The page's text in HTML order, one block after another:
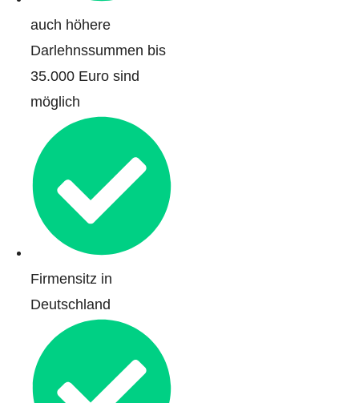
auch höhere
Darlehnssummen bis
35.000 Euro sind
möglich
Firmensitz in
Deutschland